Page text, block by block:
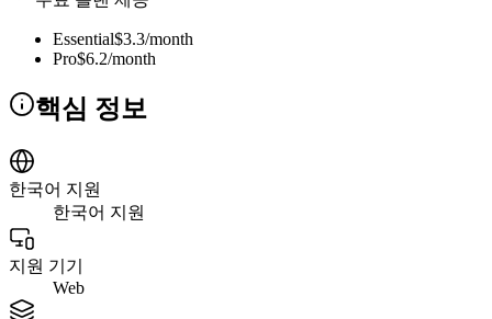
Essential$3.3/month
Pro$6.2/month
핵심 정보
한국어 지원
한국어 지원
지원 기기
Web